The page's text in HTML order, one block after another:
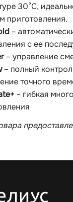
30°C,
приготовления.
–
с ее
– управление
– полный
точного
– гибкая